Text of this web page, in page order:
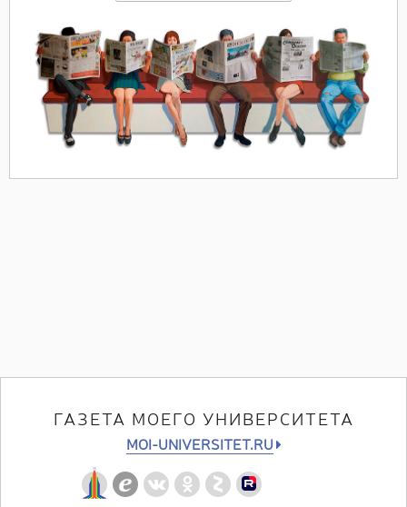
ГАЗЕТА МОЕГО УНИВЕРСИТЕТА
MOI-UNIVERSITET.RU